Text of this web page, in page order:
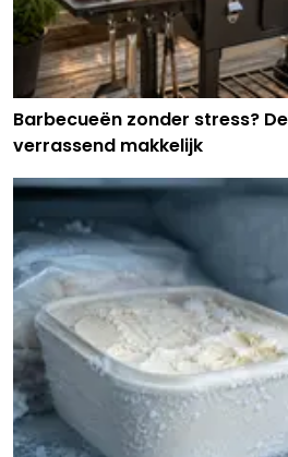
Barbecueën zonder stress?
verrassend makkelijk